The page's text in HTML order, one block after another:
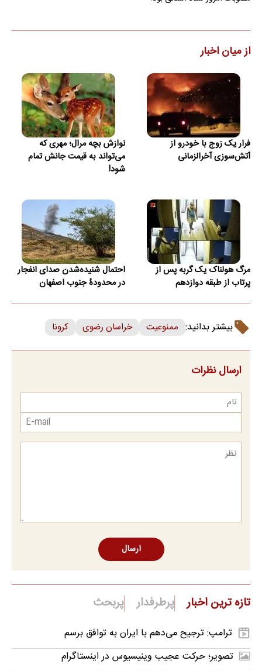
از میان اخبار
فرار یک زوج با خودرو از
آتش‌سوزی آخرالزمانی
نوازش بچه مرال؛ مهری که
می‌تواند به قیمت جانش تمام
شود!
مرگ هولناک یک گربه پس از
پرتاب از طبقه دوازدهم
احتمال شنیده‌شدن صدای انفجار
در محدودۀ جنوب اصفهان
بیشتر بدانید: ممنوعیت خراسان رضوی کرونا
ارسال نظرات
ارسال
تازه ترین اخبار پرطرفدار پربحث
ترامپ: ترجیح می‌دهم با ایران به توافق برسم
تصویر؛ حرکت عجیب وینیسیوس در اینستاگرام